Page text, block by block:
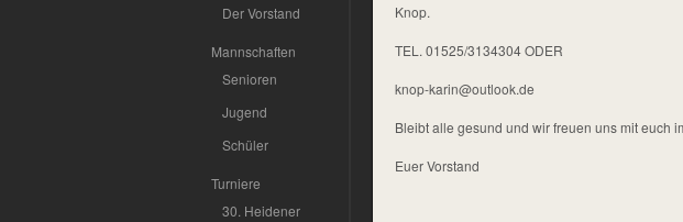
Der Vorstand
Mannschaften
Senioren
Jugend
Schüler
Turniere
30. Heidener
Knop.
TEL. 01525/3134304 ODER
knop-karin@outlook.de
Bleibt alle gesund und wir freuen uns mit euch
Euer Vorstand